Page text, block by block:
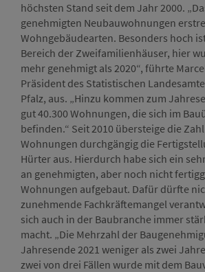
höchsten Stand seit dem Jahr 2000.
genehmigten Neubauwohnungen
Wohngebäudearten. Besonders hoch
Bereich der Zweifamilienhäuser, hier
mehr genehmigt als 2020“, führte
Präsident des Statistischen
Pfalz, aus. „Hinzu kommen zum
gut 40.300 Wohnungen, die sich im
befinden.“ Seit 2010 übersteige die
Wohnungen durchgängig die
Hürter aus. Hierdurch habe sich ein
an genehmigten, aber noch nicht
Wohnungen aufgebaut. Dafür dürfte
zunehmende Fachkräftemangel
sich auch in der Baubranche immer
macht. „Die Mehrzahl der
Jahresende 2021 weniger als zwei
zwei von drei Fällen wurde mit dem